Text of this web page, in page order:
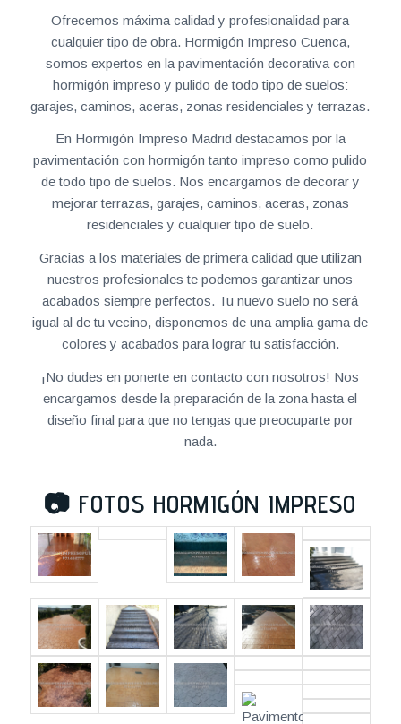
Ofrecemos máxima calidad y profesionalidad para
cualquier tipo de obra. Hormigón Impreso Cuenca,
somos expertos en la pavimentación decorativa con
hormigón impreso y pulido de todo tipo de suelos:
garajes, caminos, aceras, zonas residenciales y terrazas.
En Hormigón Impreso Madrid destacamos por la
pavimentación con hormigón tanto impreso como pulido
de todo tipo de suelos. Nos encargamos de decorar y
mejorar terrazas, garajes, caminos, aceras, zonas
residenciales y cualquier tipo de suelo.
Gracias a los materiales de primera calidad que utilizan
nuestros profesionales te podemos garantizar unos
acabados siempre perfectos. Tu nuevo suelo no será
igual al de tu vecino, disponemos de una amplia gama de
colores y acabados para lograr tu satisfacción.
¡No dudes en ponerte en contacto con nosotros! Nos
encargamos desde la preparación de la zona hasta el
diseño final para que no tengas que preocuparte por
nada.
📷 FOTOS HORMIGÓN IMPRESO